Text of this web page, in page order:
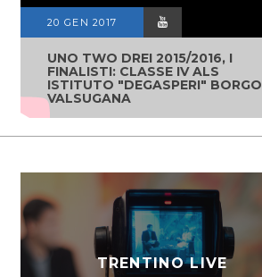
20 GEN 2017
UNO TWO DREI 2015/2016, I
FINALISTI: CLASSE IV ALS
ISTITUTO "DEGASPERI" BORGO
VALSUGANA
TRENTINO LIVE